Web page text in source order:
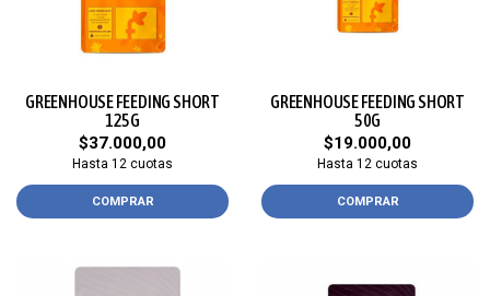
GREENHOUSE FEEDING SHORT
125G
$37.000,00
Hasta 12 cuotas
COMPRAR
GREENHOUSE FEEDING SHORT
50G
$19.000,00
Hasta 12 cuotas
COMPRAR